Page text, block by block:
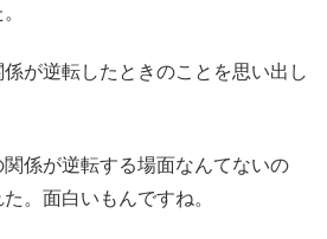
が逆転したときのことを思い出し
係が逆転する場面なんてないの
。面白いもんですね。